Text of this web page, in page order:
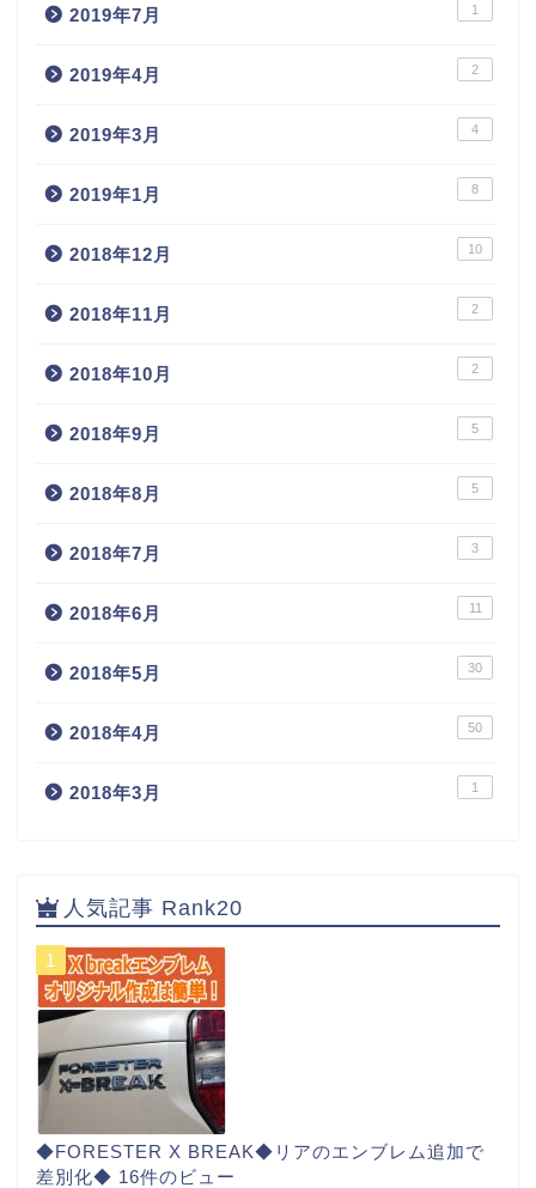
2019年7月 1
2019年4月 2
2019年3月 4
2019年1月 8
2018年12月 10
2018年11月 2
2018年10月 2
2018年9月 5
2018年8月 5
2018年7月 3
2018年6月 11
2018年5月 30
2018年4月 50
2018年3月 1
人気記事 Rank20
◆FORESTER X BREAK◆リアのエンブレム追加で
差別化◆ 16件のビュー